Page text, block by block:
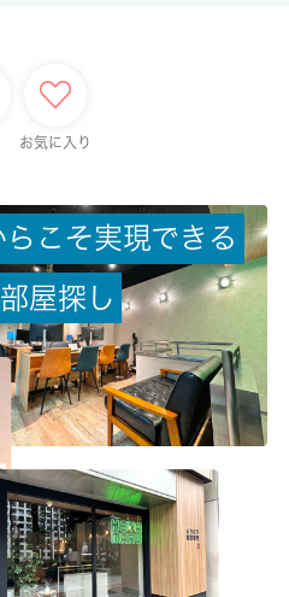
お気に入り
ら こ そ実現で き る
部屋探 し